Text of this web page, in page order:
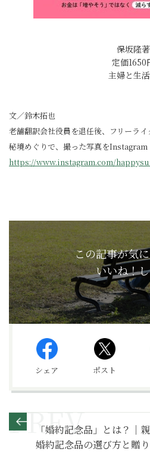
保坂隆著
定価1650
主婦と生
文／鈴木拓也
老舗翻訳会社役員を退任後、フリーラ
秘境めぐりで、撮った写真をInstagram
https://www.instagram.com/
この記事が気
いいね！
シェア ポスト
「婚約記念品」とは？｜
婚約記念品の選び方と贈